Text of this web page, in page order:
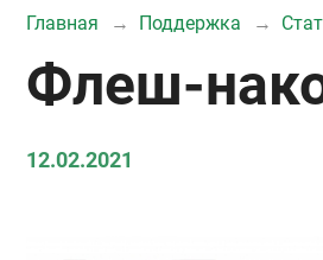
Главная Поддержка
Флеш-
12.02.2021